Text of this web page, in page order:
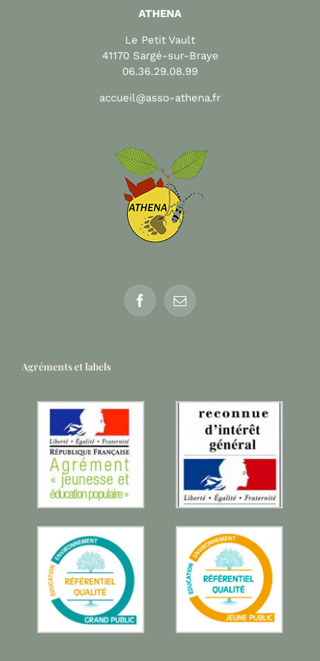
ATHENA
Le Petit Vault
41170 Sargé-sur-Braye
06.36.29.08.99
accueil@asso-athena.fr
Agréments et labels